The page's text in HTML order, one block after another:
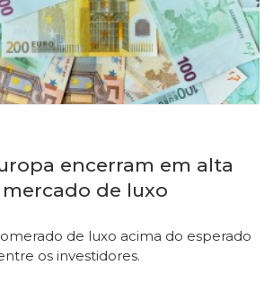
encerram em alta
de luxo
de luxo acima do esperado
os investidores.